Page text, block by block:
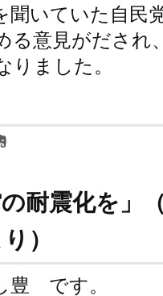
聞いていた自民
る意見がだされ
りました。
の耐震化を」
）
豊 です。